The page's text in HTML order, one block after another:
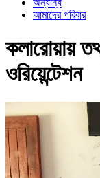
আমাদের পরিবার
কলারোয়ায়
ওরিয়েন্টেশন